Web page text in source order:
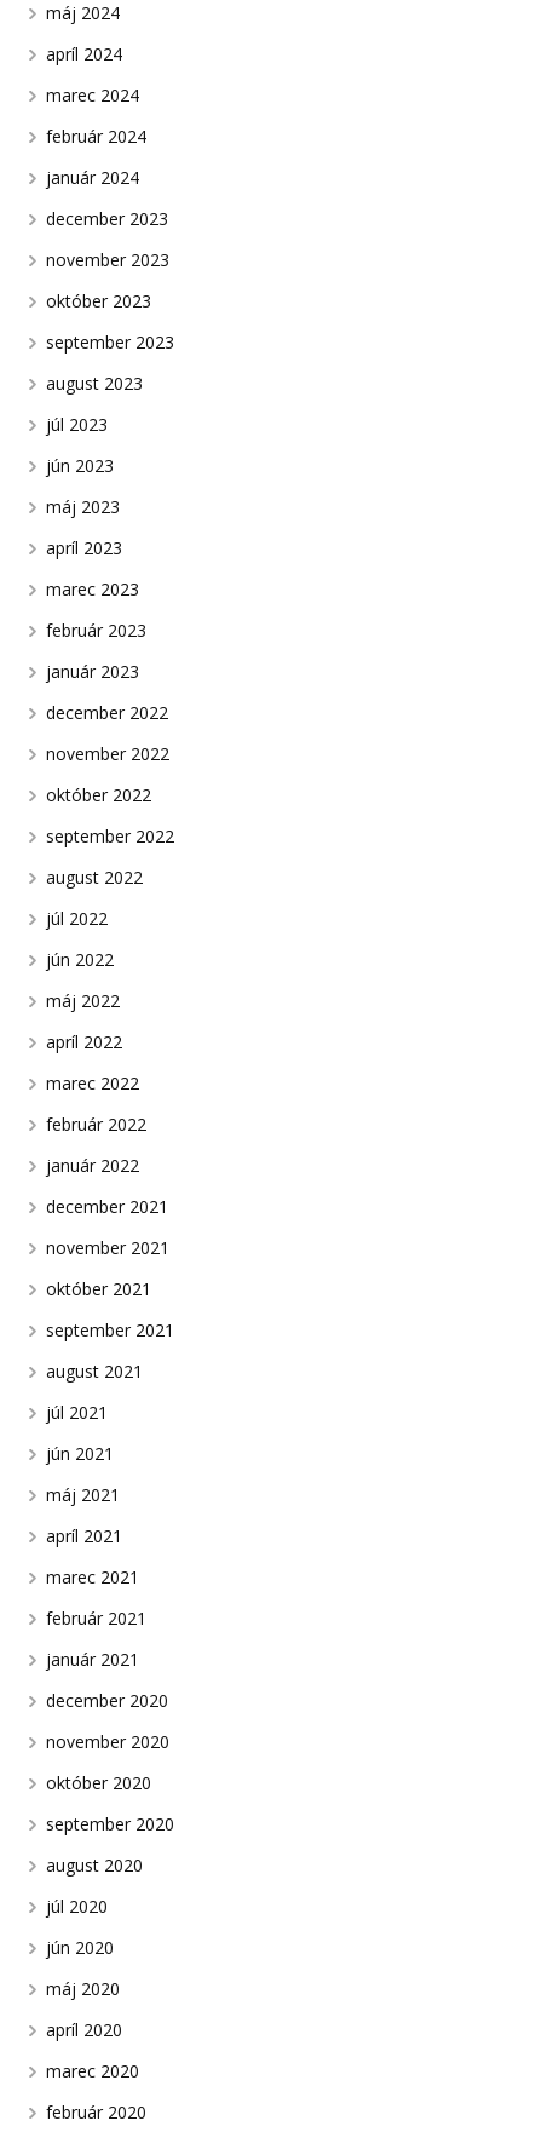
máj 2024
apríl 2024
marec 2024
február 2024
január 2024
december 2023
november 2023
október 2023
september 2023
august 2023
júl 2023
jún 2023
máj 2023
apríl 2023
marec 2023
február 2023
január 2023
december 2022
november 2022
október 2022
september 2022
august 2022
júl 2022
jún 2022
máj 2022
apríl 2022
marec 2022
február 2022
január 2022
december 2021
november 2021
október 2021
september 2021
august 2021
júl 2021
jún 2021
máj 2021
apríl 2021
marec 2021
február 2021
január 2021
december 2020
november 2020
október 2020
september 2020
august 2020
júl 2020
jún 2020
máj 2020
apríl 2020
marec 2020
február 2020